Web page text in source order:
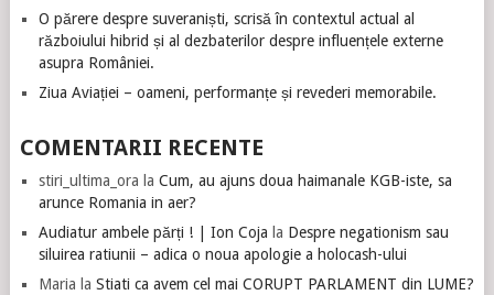
O părere despre suveraniști, scrisă în contextul actual al
războiului hibrid și al dezbaterilor despre influențele externe
asupra României.
Ziua Aviației – oameni, performanțe și revederi memorabile.
COMENTARII RECENTE
stiri_ultima_ora la Cum, au ajuns doua haimanale KGB-iste, sa
arunce Romania in aer?
Audiatur ambele părți ! | Ion Coja la Despre negationism sau
siluirea ratiunii – adica o noua apologie a holocash-ului
Maria la Stiati ca avem cel mai CORUPT PARLAMENT din LUME?